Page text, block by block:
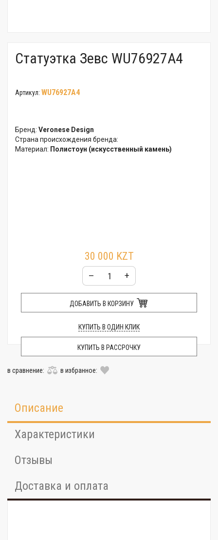
Статуэтка Зевс WU76927A4
Артикул: WU76927A4
Бренд: Veronese Design
Страна происхождения бренда:
Материал: Полистоун (искусственный камень)
30 000 KZT
– +
ДОБАВИТЬ В КОРЗИНУ
КУПИТЬ В ОДИН КЛИК
КУПИТЬ В РАССРОЧКУ
в сравнение: в избранное:
Описание
Характеристики
Отзывы
Доставка и оплата